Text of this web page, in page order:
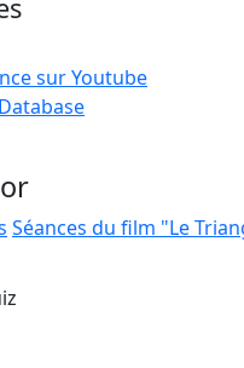
sur Youtube
Séances du film "Le